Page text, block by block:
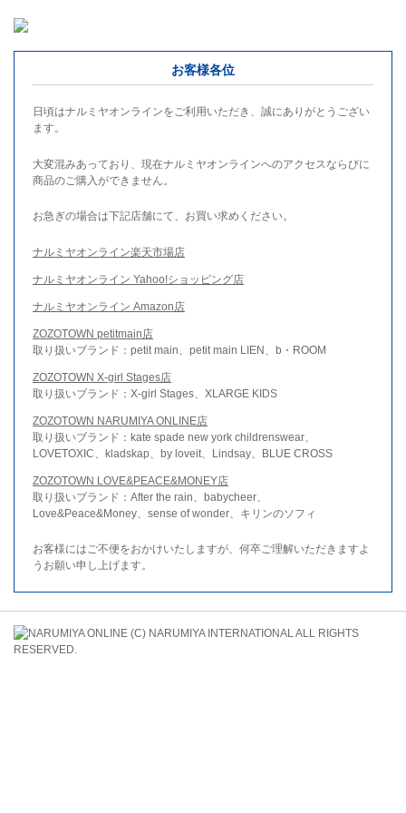
お客様各位
日頃はナルミヤオンラインをご利用いただき、誠にありがとうござい
ます。
大変混みあっており、現在ナルミヤオンラインへのアクセスならびに
商品のご購入ができません。
お急ぎの場合は下記店舗にて、お買い求めください。
ナルミヤオンライン楽天市場店
ナルミヤオンライン Yahoo!ショッピング店
ナルミヤオンライン Amazon店
ZOZOTOWN petitmain店
取り扱いブランド：petit main、petit main LIEN、b・ROOM
ZOZOTOWN X-girl Stages店
取り扱いブランド：X-girl Stages、XLARGE KIDS
ZOZOTOWN NARUMIYA ONLINE店
取り扱いブランド：kate spade new york childrenswear、
LOVETOXIC、kladskap、by loveit、Lindsay、BLUE CROSS
ZOZOTOWN LOVE&PEACE&MONEY店
取り扱いブランド：After the rain、babycheer、
Love&Peace&Money、sense of wonder、キリンのソフィ
お客様にはご不便をおかけいたしますが、何卒ご理解いただきますよ
うお願い申し上げます。